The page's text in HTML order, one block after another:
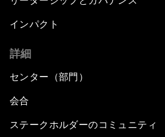
インパクト
詳細
センター（部門）
会合
ステークホルダーのコミュニティ